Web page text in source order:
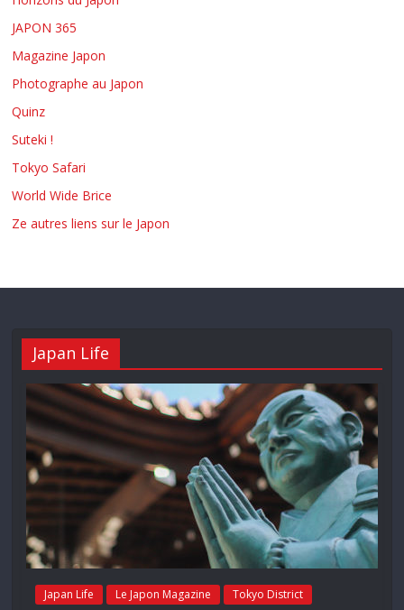
JAPON 365
Magazine Japon
Photographe au Japon
Quinz
Suteki !
Tokyo Safari
World Wide Brice
Ze autres liens sur le Japon
Japan Life
Japan Life Le Japon Magazine Tokyo District